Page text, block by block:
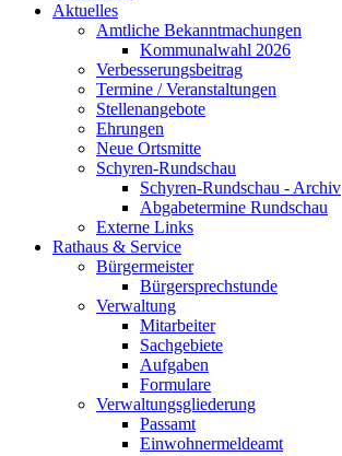
Aktuelles
Amtliche Bekanntmachungen
Kommunalwahl 2026
Verbesserungsbeitrag
Termine / Veranstaltungen
Stellenangebote
Ehrungen
Neue Ortsmitte
Schyren-Rundschau
Schyren-Rundschau - Archiv
Abgabetermine Rundschau
Externe Links
Rathaus & Service
Bürgermeister
Bürgersprechstunde
Verwaltung
Mitarbeiter
Sachgebiete
Aufgaben
Formulare
Verwaltungsgliederung
Passamt
Einwohnermeldeamt